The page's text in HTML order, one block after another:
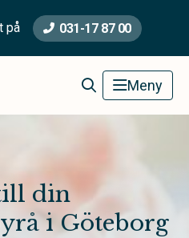
på 031-17 87 00
Begravningsbyrå Meny
din
i Göteborg